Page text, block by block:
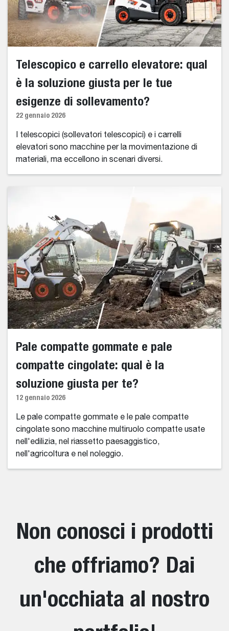
Telescopico e carrello elevatore: qual
è la soluzione giusta per le tue
esigenze di sollevamento?
22 gennaio 2026
I telescopici (sollevatori telescopici) e i carrelli
elevatori sono macchine per la movimentazione di
materiali, ma eccellono in scenari diversi.
Pale compatte gommate e pale
compatte cingolate: qual è la
soluzione giusta per te?
12 gennaio 2026
Le pale compatte gommate e le pale compatte
cingolate sono macchine multiruolo compatte usate
nell'edilizia, nel riassetto paesaggistico,
nell'agricoltura e nel noleggio.
Non conosci i prodotti
che offriamo? Dai
un'occhiata al nostro